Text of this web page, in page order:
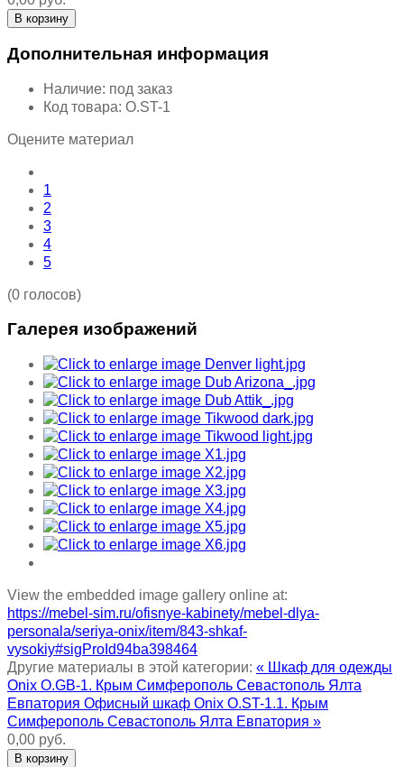
Дополнительная информация
Наличие: под заказ
Код товара: O.ST-1
Оцените материал
1
2
3
4
5
(0 голосов)
Галерея изображений
View the embedded image gallery online at:
https://mebel-sim.ru/ofisnye-kabinety/mebel-dlya-
personala/seriya-onix/item/843-shkaf-
vysokiy#sigProId94ba398464
Другие материалы в этой категории: « Шкаф для одежды
Onix O.GB-1. Крым Симферополь Севастополь Ялта
Евпатория Офисный шкаф Onix O.ST-1.1. Крым
Симферополь Севастополь Ялта Евпатория »
0,00 руб.